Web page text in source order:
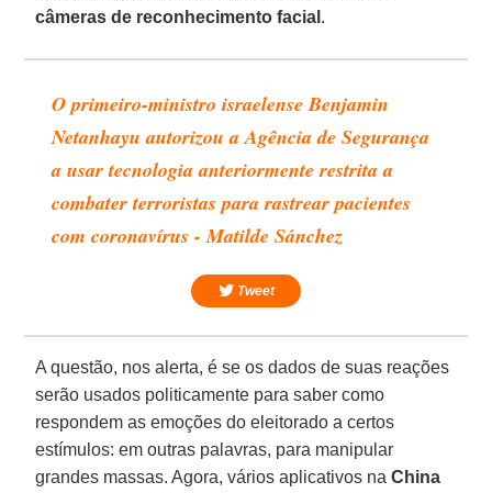
câmeras de reconhecimento facial .
O primeiro-ministro israelense Benjamin
Netanhayu autorizou a Agência de Segurança
a usar tecnologia anteriormente restrita a
combater terroristas para rastrear pacientes
com coronavírus - Matilde Sánchez
Tweet
A questão, nos alerta, é se os dados de suas reações
serão usados politicamente para saber como
respondem as emoções do eleitorado a certos
estímulos: em outras palavras, para manipular
grandes massas. Agora, vários aplicativos naChina